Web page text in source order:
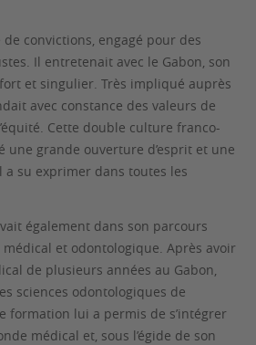
convictions, engagé pour des
Il entretenait avec le Gabon, son
et singulier. Très impliqué auprès
avec constance des valeurs de
Cette double culture franco-
une grande ouverture d’esprit et une
a su exprimer dans toutes les
également dans son parcours
et odontologique. Après avoir
de plusieurs années au Gabon,
sciences odontologiques de
formation lui a permis de s’intégrer
médical et, sous l’égide de son